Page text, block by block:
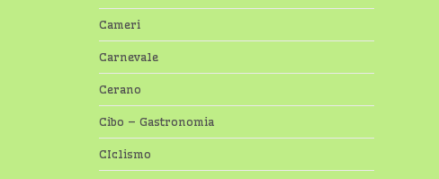
Cameri
Carnevale
Cerano
Cibo – Gastronomia
CIclismo